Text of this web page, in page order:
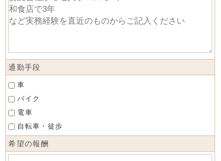
通勤手段
車
バイク
電車
自転車・徒歩
希望の報酬